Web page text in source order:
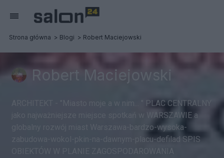
Strona główna Blogi Robert Maciejowski
Robert Maciejowski
ARCHITEKT - "Miasto moje a w nim... " PLAC CENTRALNY
jako najważniejsze miejsce spotkań w WARSZAWIE a
globalny rozwój miast Warszawa-bardzo-wysoka-
zabudowa-wokol-pkin-na-dawnym-placu-defilad SPIS
OBIEKTÓW W PLANIE ZAGOSPODAROWANIA